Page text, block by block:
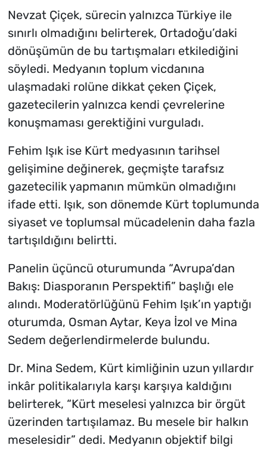
Nevzat Çiçek, sürecin yalnızca Türkiye ile
sınırlı olmadığını belirterek, Ortadoğu’daki
dönüşümün de bu tartışmaları etkilediğini
söyledi. Medyanın toplum vicdanına
ulaşmadaki rolüne dikkat çeken Çiçek,
gazetecilerin yalnızca kendi çevrelerine
konuşmaması gerektiğini vurguladı.
Fehim Işık ise Kürt medyasının tarihsel
gelişimine değinerek, geçmişte tarafsız
gazetecilik yapmanın mümkün olmadığını
ifade etti. Işık, son dönemde Kürt toplumunda
siyaset ve toplumsal mücadelenin daha fazla
tartışıldığını belirtti.
Panelin üçüncü oturumunda “Avrupa’dan
Bakış: Diasporanın Perspektifi” başlığı ele
alındı. Moderatörlüğünü Fehim Işık’ın yaptığı
oturumda, Osman Aytar, Keya İzol ve Mina
Sedem değerlendirmelerde bulundu.
Dr. Mina Sedem, Kürt kimliğinin uzun yıllardır
inkâr politikalarıyla karşı karşıya kaldığını
belirterek, “Kürt meselesi yalnızca bir örgüt
üzerinden tartışılamaz. Bu mesele bir halkın
meselesidir” dedi. Medyanın objektif bilgi